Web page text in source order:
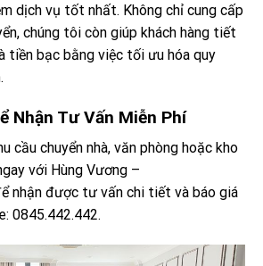
dịch vụ tốt nhất. Không chỉ cung cấp
chúng tôi còn giúp khách hàng tiết
tiền bạc bằng việc tối ưu hóa quy
Nhận Tư Vấn Miễn Phí
cầu chuyển nhà, văn phòng hoặc kho
với Hùng Vương –
nhận được tư vấn chi tiết và báo giá
0845.442.442.